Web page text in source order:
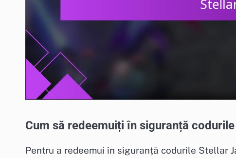
Cum să redeemuiți în siguranță
Pentru a redeemui în siguranță codurile Stellar